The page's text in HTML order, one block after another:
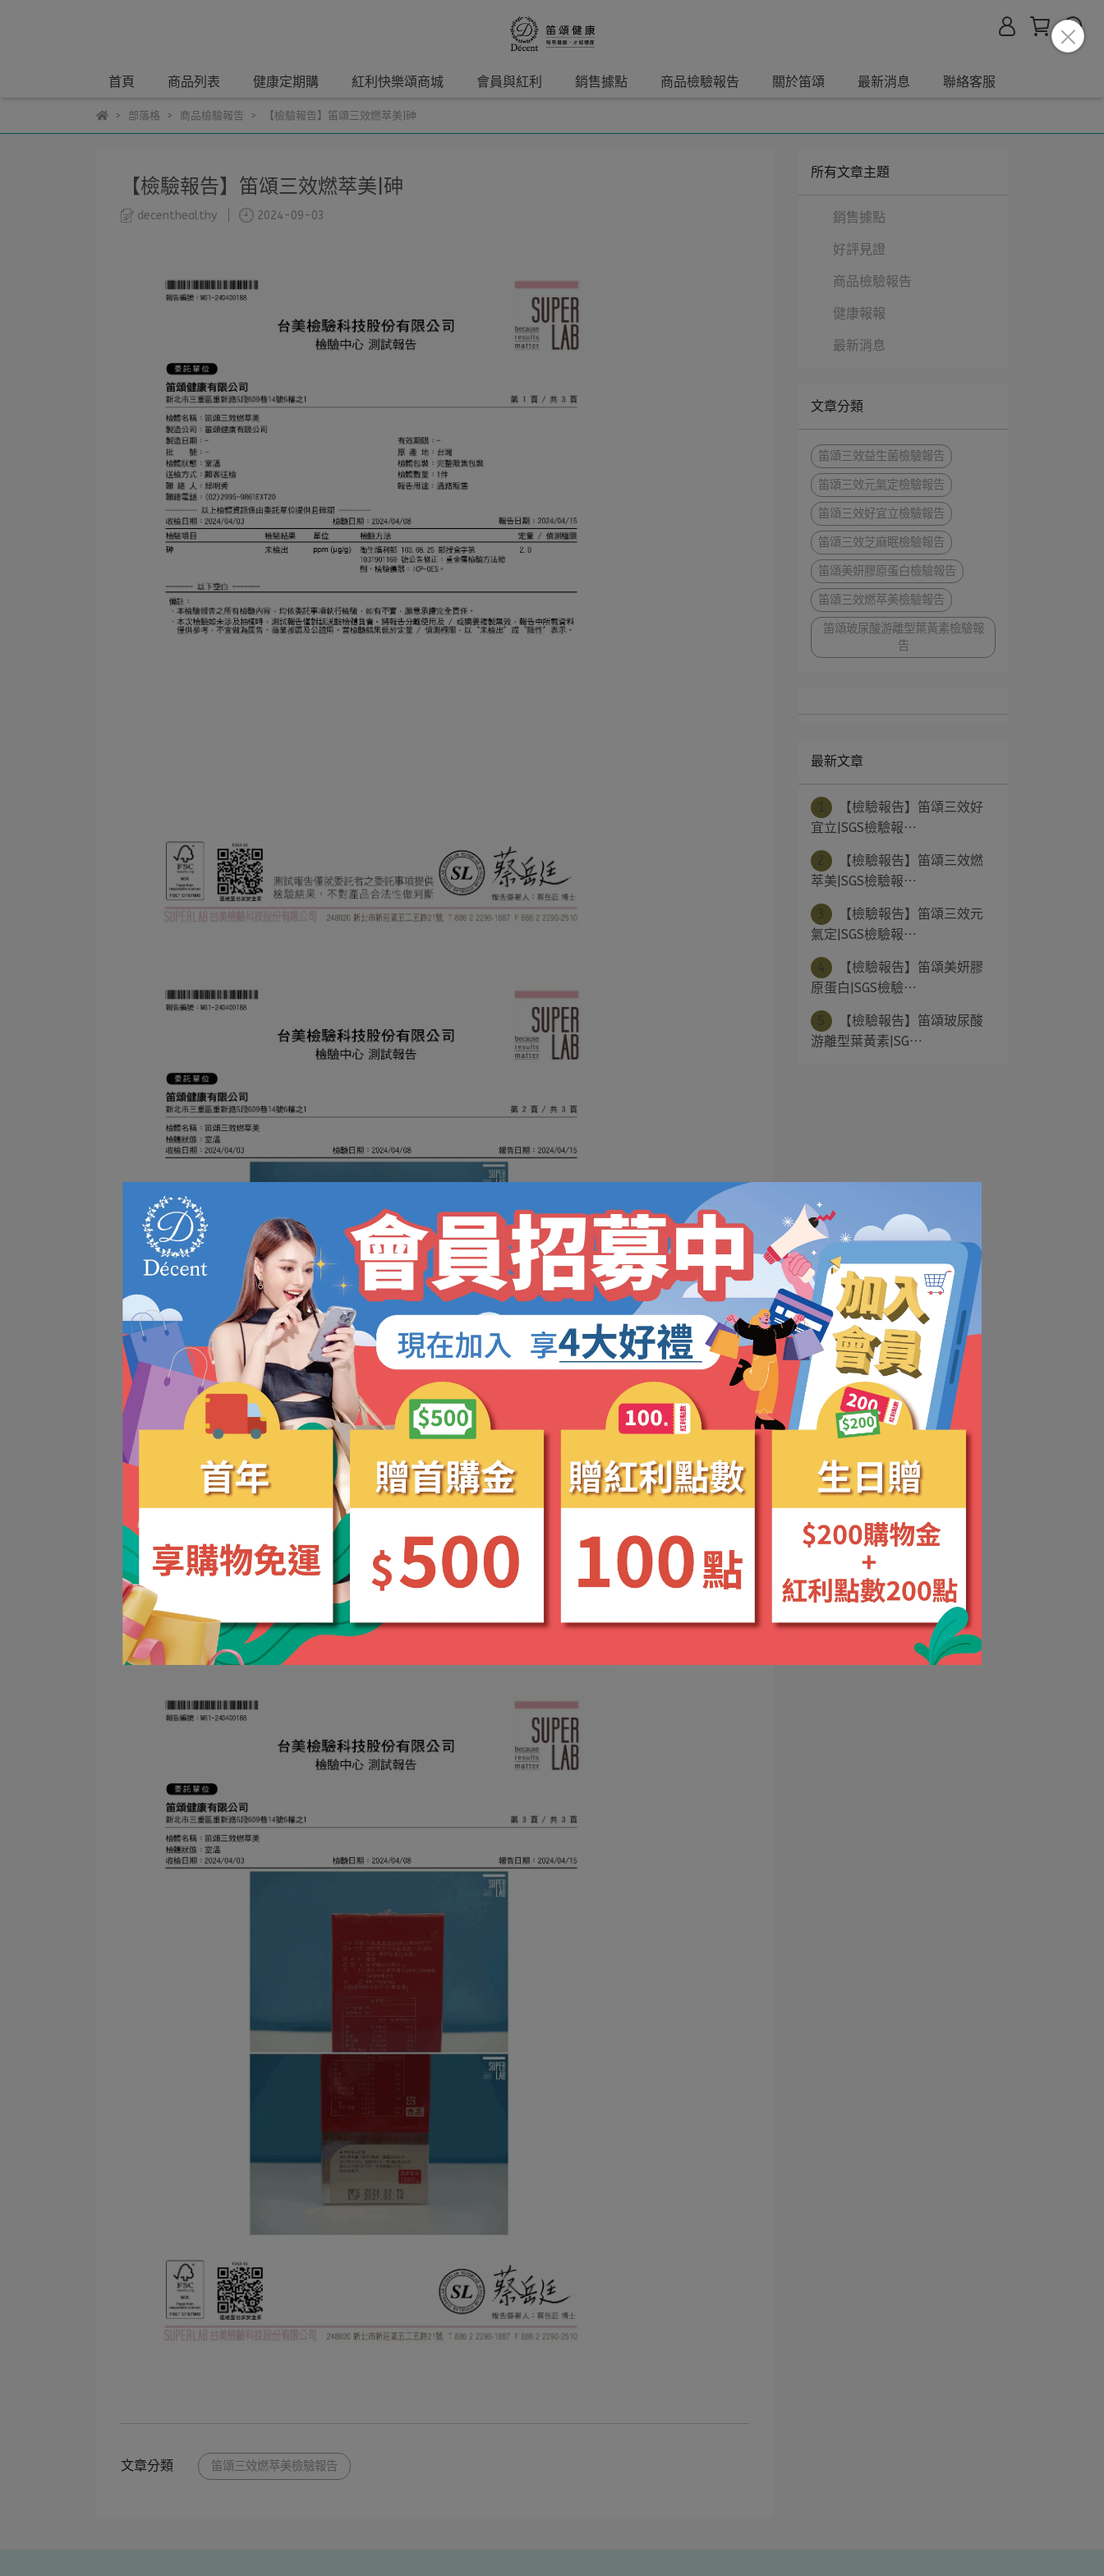
首頁 商品列表 健康定期購 紅利快樂頌商城 會員與紅利 銷售據點 商品檢驗報告 關於笛頌 最新消息 聯絡客服
部落格 商品檢驗報告 【檢驗報告】笛頌三效燃萃美|砷
【檢驗報告】笛頌三效燃萃美|砷
decenthealthy 2024-09-03
文章分類 笛頌三效燃萃美檢驗報告
所有文章主題
銷售據點
好評見證
商品檢驗報告
健康報報
最新消息
文章分類
笛頌三效益生菌檢驗報告
笛頌三效元氣定檢驗報告
笛頌三效好宜立檢驗報告
笛頌三效芝麻眠檢驗報告
笛頌美妍膠原蛋白檢驗報告
笛頌三效燃萃美檢驗報告
笛頌玻尿酸游離型葉黃素檢驗報
告
最新文章
【檢驗報告】笛頌三效好
宜立|SGS檢驗報⋯
【檢驗報告】笛頌三效燃
萃美|SGS檢驗報⋯
【檢驗報告】笛頌三效元
氣定|SGS檢驗報⋯
【檢驗報告】笛頌美妍膠
原蛋白|SGS檢驗⋯
【檢驗報告】笛頌玻尿酸
游離型葉黃素|SG⋯